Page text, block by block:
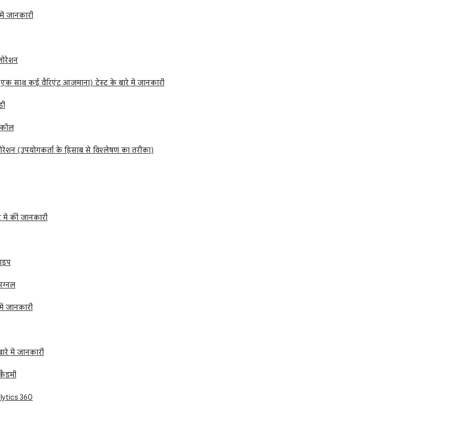
जानकारी
साथ कई वैरिएंट आज़माना) टेस्ट के बारे में जानकारी
(उपयोगकर्ता के हिसाब से विश्लेषण का तरीका)
में की जानकारी
जानकारी
में जानकारी
360